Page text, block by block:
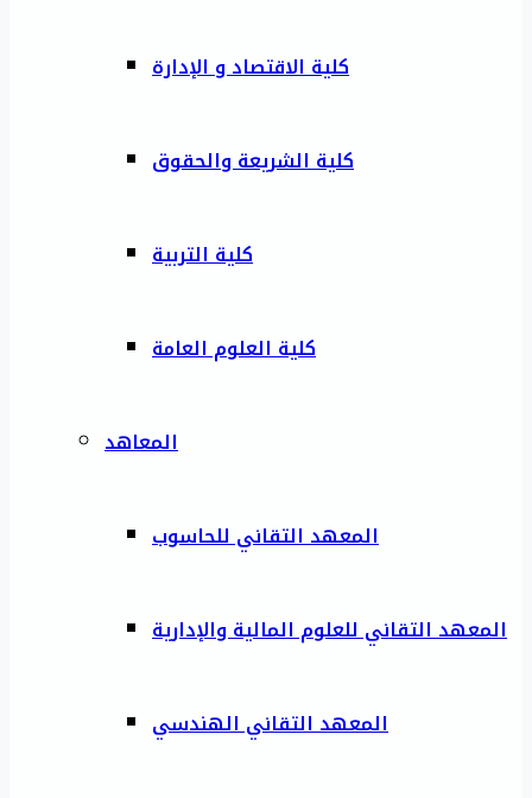
كلية الاقتصاد و الإدارة
كلية الشريعة والحقوق
كلية التربية
كلية العلوم العامة
المعاهد
المعهد التقاني للحاسوب
المعهد التقاني للعلوم المالية والإدارية
المعهد التقاني الهندسي